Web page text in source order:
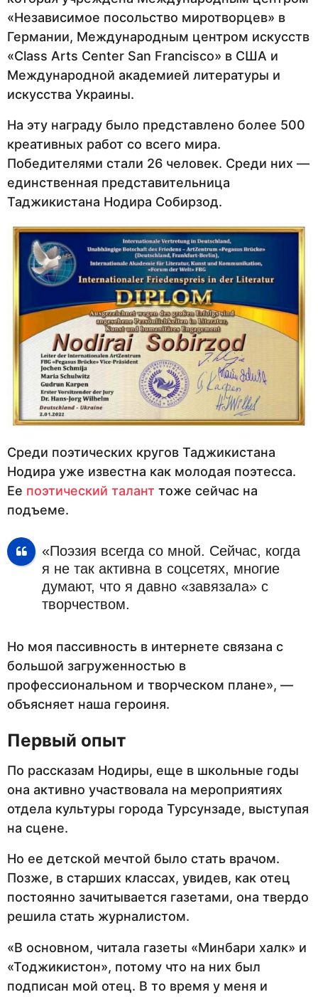
«Независимое посольство миротворцев» в
Германии, Международным центром искусств
«Class Arts Center San Francisco» в США и
Международной академией литературы и
искусства Украины.
На эту награду было представлено более 500
креативных работ со всего мира.
Победителями стали 26 человек. Среди них —
единственная представительница
Таджикистана Нодира Собирзод.
Среди поэтических кругов Таджикистана
Нодира уже известна как молодая поэтесса.
Ее поэтический талант тоже сейчас на
подъеме.
«Поэзия всегда со мной. Сейчас, когда
я не так активна в соцсетях, многие
думают, что я давно «завязала» с
творчеством.
Но моя пассивность в интернете связана с
большой загруженностью в
профессиональном и творческом плане», —
объясняет наша героиня.
Первый опыт
По рассказам Нодиры, еще в школьные годы
она активно участвовала на мероприятиях
отдела культуры города Турсунзаде, выступая
на сцене.
Но ее детской мечтой было стать врачом.
Позже, в старших классах, увидев, как отец
постоянно зачитывается газетами, она твердо
решила стать журналистом.
«В основном, читала газеты «Минбари халк» и
«Тоджикистон», потому что на них был
подписан мой отец. В то время у меня и